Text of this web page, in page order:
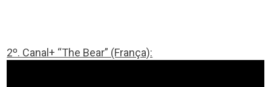
2º. Canal+ “The Bear” (França):